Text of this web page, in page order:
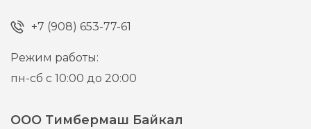
+7 (908) 653-77-61
Режим работы:
пн-сб с 10:00 до 20:00
ООО Тимбермаш Байкал